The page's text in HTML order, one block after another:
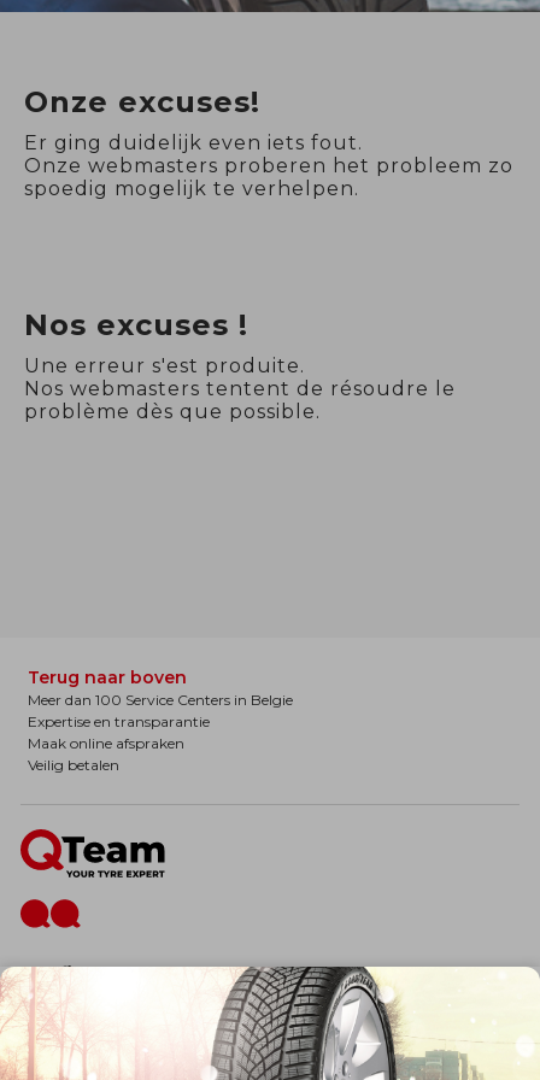
Onze excuses!
Er ging duidelijk even iets fout.
Onze webmasters proberen het probleem zo
spoedig mogelijk te verhelpen.
Nos excuses !
Une erreur s'est produite.
Nos webmasters tentent de résoudre le
problème dès que possible.
Terug naar boven
Meer dan 100 Service Centers in Belgie
Expertise en transparantie
Maak online afspraken
Veilig betalen
De firma
Wie zijn wij?
Blog
Onze dienstverlening